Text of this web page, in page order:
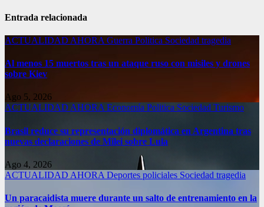
Entrada relacionada
ACTUALIDAD AHORA Guerra Politica Sociedad tragedia
Al menos 15 muertos tras un ataque ruso con misiles y drones
sobre Kiev
Ago 5, 2026
ACTUALIDAD AHORA Economía Politica Sociedad Turismo
Brasil reduce su representación diplomática en Argentina tras
nuevas declaraciones de Milei sobre Lula
Ago 4, 2026
ACTUALIDAD AHORA Deportes policiales Sociedad tragedia
Un paracaidista muere durante un salto de entrenamiento en la